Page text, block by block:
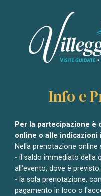
Info e
Per la partecipazione è
online o alle
Nella prenotazione online
- il saldo immediato della
all'evento, dove è
- la sola prenotazione,
pagamento in loco o